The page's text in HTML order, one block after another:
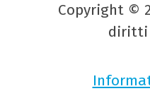
Copyright ©
diritti